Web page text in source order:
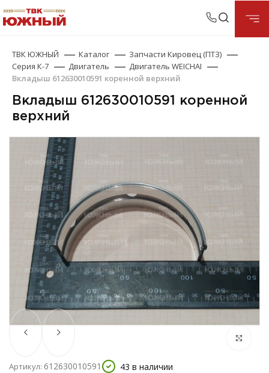
ТВК ЮЖНЫЙ Каталог
Запчасти Кировец (ПТЗ)
Серия К-7
Двигатель
Двигатель WEICHAI
Вкладыш 612630010591 коренной верхний
Вкладыш 612630010591 коренной
верхний
Артикул: 612630010591 43 в наличии